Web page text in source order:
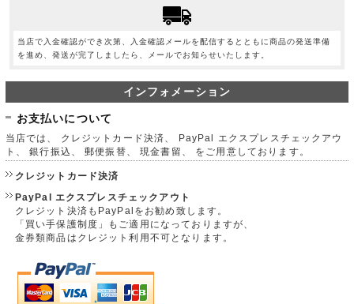
当店で入金確認ができ次第、入金確認メールを配信するとともに商品の発送準備
を進め、発送が完了しましたら、メールでお知らせいたします。
インフォメーション
お支払いについて
当店では、 クレジットカード決済、 PayPal エクスプレスチェックアウ
ト、 銀行振込、 郵便振替、 現金書留、 をご用意しております。
クレジットカード決済
PayPal エクスプレスチェックアウト
クレジット決済もPayPalをお勧め致します。
「買い手保護制度」もご適用になっておりますが、
金券類商品はクレジット利用不可となります。